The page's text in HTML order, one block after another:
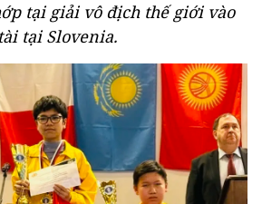
tại giải vô địch thế giới vào
tại Slovenia.